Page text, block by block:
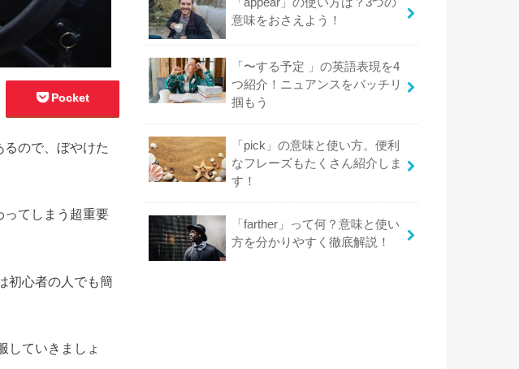
Pocket
ので、ぼやけた
ってしまう超重要
初心者の人でも簡
していきましょ
意味をおさえよう！
「〜する予定 」の英語表現を4
つ紹介！ニュアンスをバッチリ
掴もう
「pick」の意味と使い方。便利
なフレーズもたくさん紹介しま
す！
「farther」って何？意味と使い
方を分かりやすく徹底解説！